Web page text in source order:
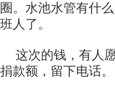
圈。水池水管有什
班人了。
这次的钱，有人
捐款额，留下电话。